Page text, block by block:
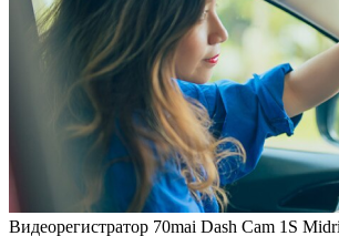
Видеорегистратор 70mai Dash Cam 1S